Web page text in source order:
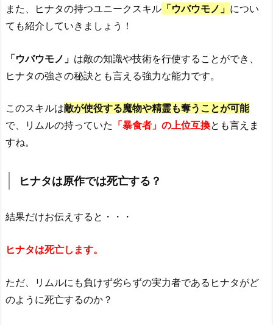
また、 ヒナタの持つユニークスキル 「ウバウモノ」 につい
ても紹介していきましょう！
「ウバウモノ」 は敵の知識や技術を行使することができ、
ヒナタの強さの秘訣とも言える強力な能力です。
このスキルは敵が使役する魔物や精霊も奪うことが可能
で、
リムルの持っていた 「暴食者」の上位互換とも言えま
すね。
ヒナタは原作では死亡する？
結果だけお伝えすると・・・
ヒナタは死亡します。
ただ、
リムルにも負けず劣らずの実力者であるヒナタがど
のように死亡するのか？